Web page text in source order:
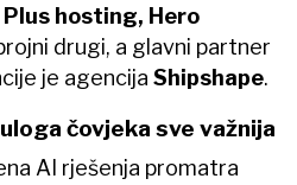
Plus hosting, Hero
drugi, a glavni partner
je agencija Shipshape.
čovjeka sve važnija
AI rješenja promatra